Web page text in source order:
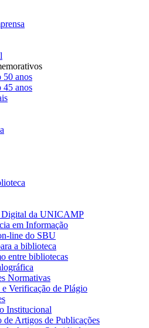
50 anos
45 anos
Digital da UNICAMP
em Informação
line do SBU
a biblioteca
entre bibliotecas
Normativas
e Verificação de Plágio
Institucional
de Artigos de Publicações